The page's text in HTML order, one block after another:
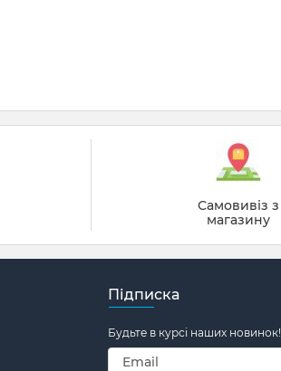
Самовивіз з
магазину
Підписка
Будьте в курсі наших новинок!